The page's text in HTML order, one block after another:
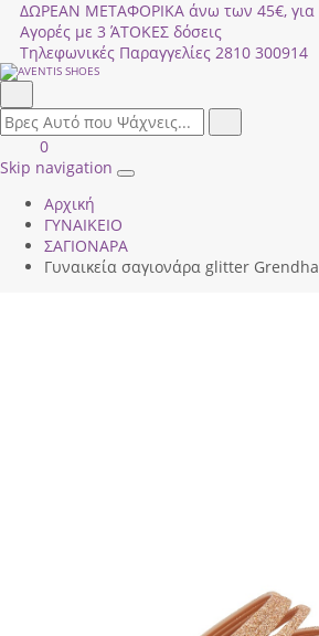
ΔΩΡΕΑΝ ΜΕΤΑΦΟΡΙΚΑ άνω των 45€, για
Αγορές με 3 ΆΤΟΚΕΣ δόσεις
Τηλεφωνικές Παραγγελίες 2810 300914
field.search
Είσοδος
|
ΚΑΛΑΘΙ
ΑΓΟΡΩΝ
0
Skip navigation
Toggle
Αρχική
ΓΥΝΑΙΚΕΙΟ
ΣΑΓΙΟΝΑΡΑ
Γυναικεία σαγιονάρα glitter